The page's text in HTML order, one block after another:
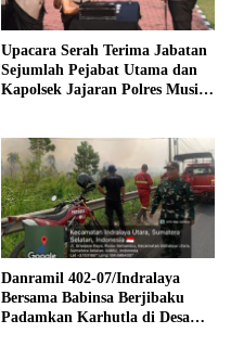
Upacara Serah Terima Jabatan
Sejumlah Pejabat Utama dan
Kapolsek Jajaran Polres Musi
Danramil 402-07/Indralaya
Bersama Babinsa Berjibaku
Padamkan Karhutla di Desa